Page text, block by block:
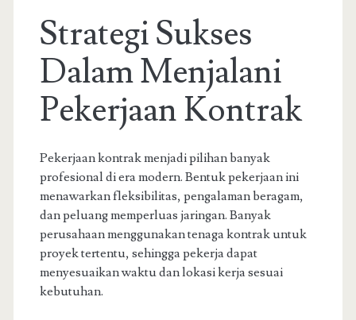
Strategi Sukses
Dalam Menjalani
Pekerjaan Kontrak
Pekerjaan kontrak menjadi pilihan banyak
profesional di era modern. Bentuk pekerjaan ini
menawarkan fleksibilitas, pengalaman beragam,
dan peluang memperluas jaringan. Banyak
perusahaan menggunakan tenaga kontrak untuk
proyek tertentu, sehingga pekerja dapat
menyesuaikan waktu dan lokasi kerja sesuai
kebutuhan.